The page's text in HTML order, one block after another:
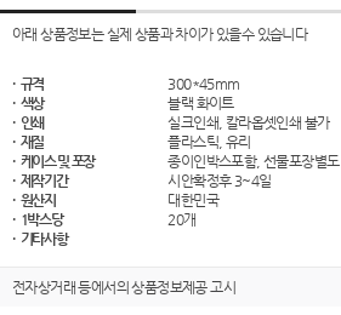
아래 상품정보는 실제 상품과 차이가 있을수 있습니다
· 규격
300*45mm
· 색상
블랙 화이트
· 인쇄
실크인쇄, 칼라옵셋인쇄 불가
· 재질
플라스틱, 유리
· 케이스 및 포장
종이인박스포함, 선물포장별도
· 제작기간
시안확정후 3~4일
· 원산지
대한민국
· 1박스당
20개
· 기타사항
전자상거래 등에서의 상품정보제공 고시